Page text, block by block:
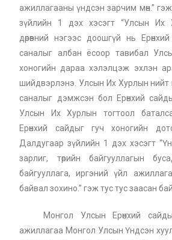
ажиллагааны үндсэн зарчим мөн.”
зүйлийн 1 дэх хэсэгт “Улсын Их
дөрөвний нэгээс доошгүй нь
саналыг албан ёсоор тавибал
хоногийн дараа хэлэлцэж эхлэн
шийдвэрлэнэ. Улсын Их Хурлын нийт
саналыг дэмжсэн бол Ерөнхий
Улсын Их Хурлын тогтоол
Ерөнхий сайдыг гуч хоногийн
Далдугаар зүйлийн 1 дэх хэсэгт
зарлиг, төрийн байгууллагын
байгууллага, иргэний үйл
байвал зохино.” гэж тус тус заасан
Монгол Улсын Ерөнхий
ажиллагаа Монгол Улсын Үндсэн